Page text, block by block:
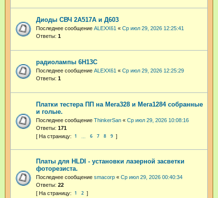
Диоды СВЧ 2А517А и Д603
Последнее сообщение ALEXX61 « Ср июл 29, 2026 12:25:41
Ответы: 1
радиолампы 6Н13С
Последнее сообщение ALEXX61 « Ср июл 29, 2026 12:25:29
Ответы: 1
Платки тестера ПП на Мега328 и Мега1284 собранные
и голые.
Последнее сообщение ThinkerSan « Ср июл 29, 2026 10:08:16
Ответы: 171
1 6 7 8 9
Платы для HLDI - установки лазерной засветки
фоторезиста.
Последнее сообщение smacorp « Ср июл 29, 2026 00:40:34
Ответы: 22
1 2